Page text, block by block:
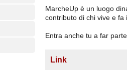
MarcheUp è un luogo
contributo di chi vive e
Entra anche tu a far
Link